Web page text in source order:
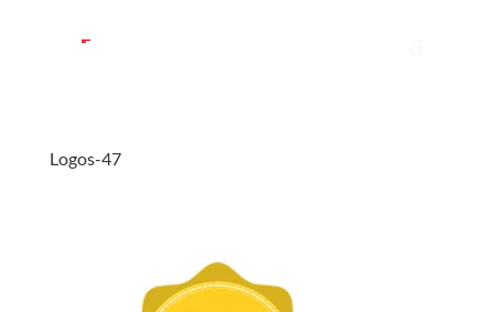
Logos-47